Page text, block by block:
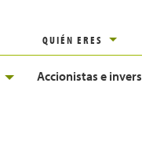
QUIÉN ERES
Accionistas e